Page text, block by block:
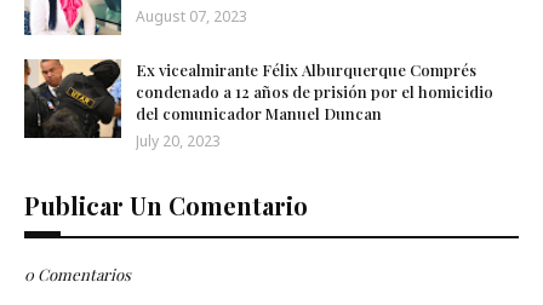
August 07, 2023
Ex vicealmirante Félix Alburquerque Comprés
condenado a 12 años de prisión por el homicidio
del comunicador Manuel Duncan
July 20, 2023
Publicar Un Comentario
0 Comentarios